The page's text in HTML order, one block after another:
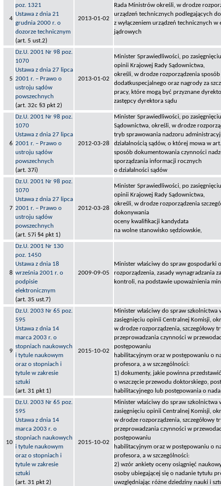
4
poz. 1321
Ustawa z dnia 21
grudnia 2000 r. o
dozorze technicznym
(art. 5 ust.2)
2013-01-02
Rada Ministrów określi, w drodze
urządzeń technicznych podlegających
z wyłączeniem urządzeń technicznych
jądrowych
5
Dz.U. 2001 Nr 98 poz.
1070
Ustawa z dnia 27 lipca
2001 r. – Prawo o
ustroju sądów
powszechnych
(art. 32c §3 pkt 2)
2013-01-02
Minister Sprawiedliwości, po zasięgnięciu
opinii Krajowej Rady Sądownictwa,
określi, w drodze rozporządzenia
dodatkuspecjalnego oraz nagrody za
pracy, które mogą być przyznane
zastępcy dyrektora sądu
6
Dz.U. 2001 Nr 98 poz.
1070
Ustawa z dnia 27 lipca
2001 r. – Prawo o
ustroju sądów
powszechnych
(art. 37i)
2012-03-28
Minister Sprawiedliwości, po
Sądownictwa, określi, w drodze
tryb sprawowania nadzoru
działalnością sądów, o której mowa w
sposób dokumentowania czynności
sporządzania informacji rocznych
o działalności sądów
7
Dz.U. 2001 Nr 98 poz.
1070
Ustawa z dnia 27 lipca
2001 r. – Prawo o
ustroju sądów
powszechnych
(art. 57i §4 pkt 1)
2012-03-28
Minister Sprawiedliwości, po zasięgnięciu
opinii Krajowej Rady Sądownictwa,
określi, w drodze rozporządzenia
dokonywania
oceny kwalifikacji kandydata
na wolne stanowisko sędziowskie,
8
Dz.U. 2001 Nr 130
poz. 1450
Ustawa z dnia 18
września 2001 r. o
podpisie
elektronicznym
(art. 35 ust.7)
2009-09-05
Minister właściwy do spraw gospodarki
rozporządzenia, zasady wynagradzania
kontroli, na podstawie upoważnienia
9
Dz.U. 2003 Nr 65 poz.
595
Ustawa z dnia 14
marca 2003 r. o
stopniach naukowych
i tytule naukowym
oraz o stopniach i
tytule w zakresie
sztuki
(art. 31 pkt 1)
2015-10-02
Minister właściwy do spraw szkolnictwa
zasięgnięciu opinii Centralnej Komisji,
w drodze rozporządzenia, szczegółowy
przeprowadzania czynności w
postępowaniu
habilitacyjnym oraz w postępowaniu o
profesora, a w szczególności:
1) dokumenty, jakie powinna
o wszczęcie przewodu doktorskiego,
habilitacyjnego lub postępowania o
10
Dz.U. 2003 Nr 65 poz.
595
Ustawa z dnia 14
marca 2003 r. o
stopniach naukowych
i tytule naukowym
oraz o stopniach i
tytule w zakresie
sztuki
(art. 31 pkt 2)
2015-10-02
Minister właściwy do spraw szkolnictwa
zasięgnięciu opinii Centralnej Komisji,
w drodze rozporządzenia, szczegółowy
przeprowadzania czynności w
postępowaniu
habilitacyjnym oraz w postępowaniu o
profesora, a w szczególności:
2) wzór ankiety oceny osiągnięć
osoby ubiegającej się o nadanie tytułu
uwzględniając różne dziedziny nauki i